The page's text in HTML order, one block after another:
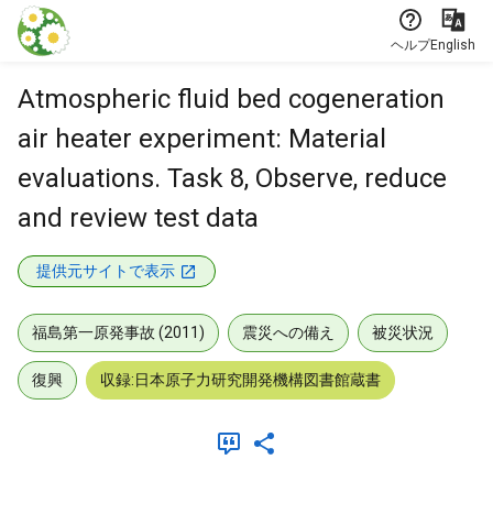
本文に飛ぶ
ヘルプEnglish
Atmospheric fluid bed cogeneration
air heater experiment: Material
evaluations. Task 8, Observe, reduce
and review test data
提供元サイトで表示
福島第一原発事故 (2011) 震災への備え 被災状況
復興 収録:日本原子力研究開発機構図書館蔵書